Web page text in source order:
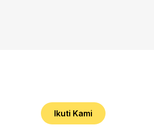
Ikuti Kami